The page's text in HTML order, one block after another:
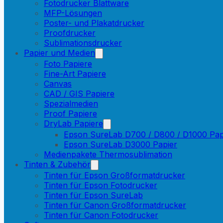
Fotodrucker Blattware
MFP-Lösungen
Poster- und Plakatdrucker
Proofdrucker
Sublimationsdrucker
Papier und Medien
Foto Papiere
Fine-Art Papiere
Canvas
CAD / GIS Papiere
Spezialmedien
Proof Papiere
DryLab Papiere
Epson SureLab D700 / D800 / D1000
Epson SureLab D3000 Papier
Medienpakete Thermosublimation
Tinten & Zubehör
Tinten für Epson Großformatdrucker
Tinten für Epson Fotodrucker
Tinten für Epson SureLab
Tinten für Canon Großformatdrucker
Tinten für Canon Fotodrucker